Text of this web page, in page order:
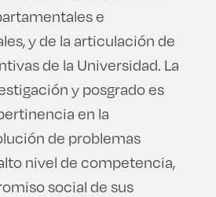
e
y de la articulación de
de la Universidad. La
y posgrado es
en la
de problemas
nivel de competencia,
social de sus